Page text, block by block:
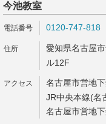
今池教室
0120-747-818
愛知県名古屋
ル12F
名古屋市営地
JR中央本線(名
名古屋市営地